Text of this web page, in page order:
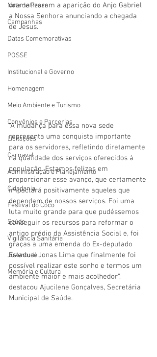
Nota de Pesar
Campanhas
Datas Comemorativas
POSSE
Institucional e Governo
Homenagem
Meio Ambiente e Turismo
Convênios e Parcerias
Licitações
Carnaval
Administração e Planejamento
Cidadania
Festival do Coco
Saúde
Vigilãncia Sanitária
Juventude
Memória e Cultura
dramatizaram a aparição do Anjo Gabriel
a Nossa Senhora anunciando a chegada
de Jesus.
“A mudança para essa nova sede
representa uma conquista importante
para os servidores, refletindo diretamente
na qualidade dos serviços oferecidos à
população. Estamos felizes em
proporcionar esse avanço, que certamente
impactará positivamente aqueles que
dependem de nossos serviços. Foi uma
luta muito grande para que pudéssemos
conseguir os recursos para reformar o
antigo prédio da Assistência Social e, foi
graças a uma emenda do Ex-deputado
Estadual Jonas Lima que finalmente foi
possível realizar este sonho e termos um
ambiente maior e mais acolhedor”,
destacou Ajucilene Gonçalves, Secretária
Municipal de Saúde.